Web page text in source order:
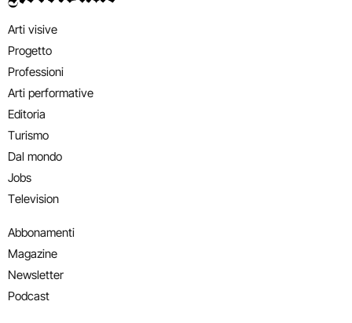
Arti visive
Progetto
Professioni
Arti performative
Editoria
Turismo
Dal mondo
Jobs
Television
Abbonamenti
Magazine
Newsletter
Podcast